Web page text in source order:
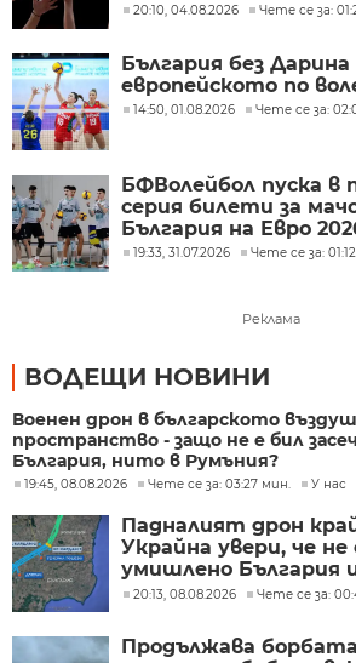
20:10, 04.08.2026 Чете се за:
България без
европейското по
14:50, 01.08.2026 Чете се за:
БФВолейбол пуска в
серия билети за
България на Евро
19:33, 31.07.2026 Чете се за:
Реклама
ВОДЕЩИ НОВИНИ
Военен дрон в българското
пространство - защо не е бил
България, нито в Румъния?
19:45, 08.08.2026 Чете се за: 03:27 мин. У нас
Падналият дрон
Украйна увери, че не
умишлено България
разследване
20:13, 08.08.2026 Чете се за:
Продължава